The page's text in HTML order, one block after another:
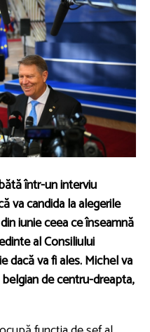
într-un interviu
va candida la alegerile
iunie ceea ce înseamnă
al Consiliului
dacă va fi ales. Michel va
de centru-dreapta,